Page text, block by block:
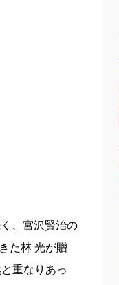
、宮沢賢治の
た林 光が贈
重なりあっ